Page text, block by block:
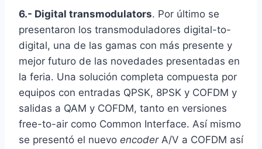
6.- Digital transmodulators. Por último se
presentaron los transmoduladores digital-to-
digital, una de las gamas con más presente y
mejor futuro de las novedades presentadas en
la feria. Una solución completa compuesta por
equipos con entradas QPSK, 8PSK y COFDM y
salidas a QAM y COFDM, tanto en versiones
free-to-air como Common Interface. Así mismo
se presentó el nuevo encoderA/V a COFDM así